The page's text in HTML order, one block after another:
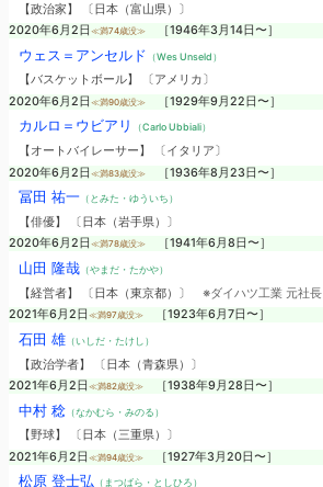
【政治家】 〔日本（富山県）〕
2020年6月2日 ≪満74歳没≫ ［1946年3月14日〜］
ウェス＝アンセルド （Wes Unseld）
【バスケットボール】 〔アメリカ〕
2020年6月2日 ≪満90歳没≫ ［1929年9月22日〜］
カルロ＝ウビアリ （Carlo Ubbiali）
【オートバイレーサー】 〔イタリア〕
2020年6月2日 ≪満83歳没≫ ［1936年8月23日〜］
冨田 祐一（とみた・ゆういち）
【俳優】 〔日本（岩手県）〕
2020年6月2日 ≪満78歳没≫ ［1941年6月8日〜］
山田 隆哉（やまだ・たかや）
【経営者】 〔日本（東京都）〕 ※ダイハツ工業 元社長
2021年6月2日 ≪満97歳没≫ ［1923年6月7日〜］
石田 雄（いしだ・たけし）
【政治学者】 〔日本（青森県）〕
2021年6月2日 ≪満82歳没≫ ［1938年9月28日〜］
中村 稔（なかむら・みのる）
【野球】 〔日本（三重県）〕
2021年6月2日 ≪満94歳没≫ ［1927年3月20日〜］
松原 登士弘（まつばら・としひろ）